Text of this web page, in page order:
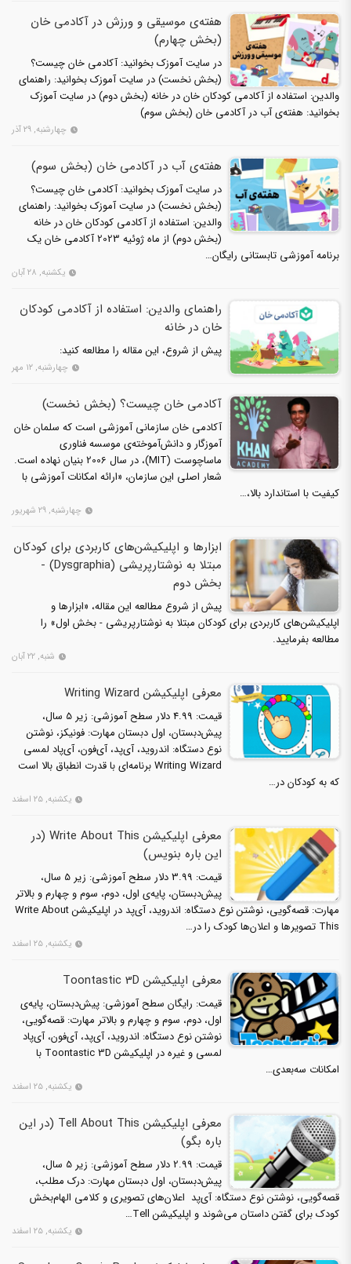
هفته‌ی موسیقی و ورزش در آکادمی خان
(بخش چهارم)
در سایت آموزک بخوانید: آکادمی خان چیست؟
(بخش نخست) در سایت آموزک بخوانید: راهنمای
والدین: استفاده از آکادمی کودکان خان در خانه (بخش دوم) در سایت آموزک
بخوانید: هفته‌ی آب در آکادمی خان (بخش سوم)
چهارشنبه, ۲۹ آذر
هفته‌ی آب در آکادمی خان (بخش سوم)
در سایت آموزک بخوانید: آکادمی خان چیست؟
(بخش نخست) در سایت آموزک بخوانید: راهنمای
والدین: استفاده از آکادمی کودکان خان در خانه
(بخش دوم) از ماه ژوئیه 2023 آکادمی خان یک
برنامه آموزشی تابستانی رایگان…
یکشنبه, ۲۸ آبان
راهنمای والدین: استفاده از آکادمی کودکان
خان در خانه
پیش از شروع، این مقاله را مطالعه کنید:
چهارشنبه, ۱۲ مهر
آکادمی خان چیست؟ (بخش نخست)
آکادمی خان سازمانی آموزشی است که سلمان ‌خان
آموزگار و دانش‌آموخته‌ی موسسه فناوری
ماساچوست (MIT)، در سال 2006 بنیان نهاده است.
شعار اصلی این سازمان، «ارائه امکانات آموزشی با
کیفیت با استاندارد بالا،…
چهارشنبه, ۲۹ شهریور
ابزارها و اپلیکیشن‌های کاربردی برای کودکان
مبتلا به نوشتارپریشی (Dysgraphia) -
بخش دوم
پیش از شروع مطالعه این مقاله، «ابزارها و
اپلیکیشن‌های کاربردی برای کودکان مبتلا به نوشتارپریشی - بخش اول» را
مطالعه بفرمایید.
شنبه, ۲۲ آبان
معرفی اپلیکیشن Writing Wizard
قیمت: 4.99 دلار سطح آموزشی: زیر 5 سال،
پیش‌دبستان، اول دبستان مهارت: فونیکز، نوشتن
نوع دستگاه: اندروید، آی‌پد، آی‌فون، آی‌پاد لمسی
Writing Wizard برنامه‌ای با قدرت انطباق بالا است
که به کودکان در…
یکشنبه, ۲۵ اسفند
معرفی اپلیکیشن Write About This (در
این باره بنویس)
قیمت: 3.99 دلار سطح آموزشی: زیر 5 سال،
پیش‌دبستان، پایه‌ی اول، دوم، سوم و چهارم و بالاتر
مهارت: قصه‌گویی، نوشتن نوع دستگاه: اندروید، آی‌پد در اپلیکیشن Write About
This تصویرها و اعلان‌ها کودک را در…
یکشنبه, ۲۵ اسفند
معرفی اپلیکیشن Toontastic 3D
قیمت: رایگان سطح آموزشی: پیش‌دبستان، پایه‌ی
اول، دوم، سوم و چهارم و بالاتر مهارت: قصه‌گویی،
نوشتن نوع دستگاه: اندروید، آی‌پد، آی‌فون، آی‌پاد
لمسی و غیره در اپلیکیشن Toontastic 3D با
امکانات سه‌بعدی…
یکشنبه, ۲۵ اسفند
معرفی اپلیکیشن Tell About This (در این
باره بگو)
قیمت: 2.99 دلار سطح آموزشی: زیر 5 سال،
پیش‌دبستان، اول دبستان مهارت: درک مطلب،
قصه‌گویی، نوشتن نوع دستگاه: آی‌پد اعلان‌های تصویری و کلامی الهام‌بخش
کودک برای گفتن داستان می‌شوند و اپلیکیشن Tell…
یکشنبه, ۲۵ اسفند